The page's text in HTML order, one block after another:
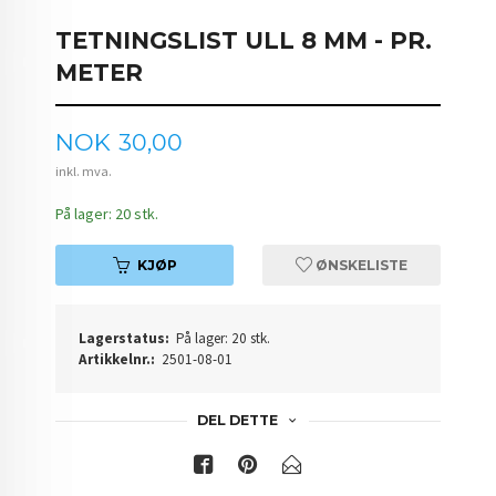
TETNINGSLIST ULL 8 MM - PR.
METER
Pris
NOK 30,00
inkl. mva.
På lager: 20 stk.
KJØP ØNSKELISTE
Lagerstatus: På lager: 20 stk.
Artikkelnr.: 2501-08-01
DEL DETTE